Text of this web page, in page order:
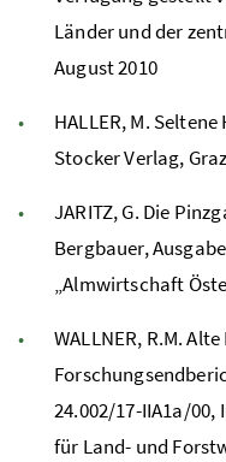
Länder und der
August 2010
HALLER, M.
Stocker Verlag,
JARITZ, G. Die
Bergbauer,
„Almwirtschaft
WALLNER, R.M.
24.002/17-IIA1a/
für Land- und